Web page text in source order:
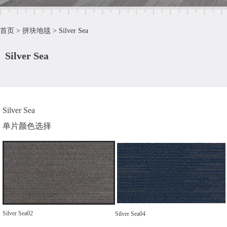
首页 > 拼块地毯 > Silver Sea
Silver Sea
Silver Sea
单片颜色选择
Silver Sea02 Silver Sea04